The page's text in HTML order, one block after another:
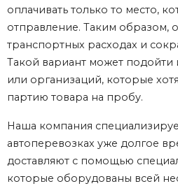
оплачивать только то место,
отправление. Таким образом,
транспортных расходах и
Такой вариант может
или организаций, которые
партию товара на пробу.
Наша компания
автоперевозках уже долгое
доставляют с помощью
которые оборудованы всей